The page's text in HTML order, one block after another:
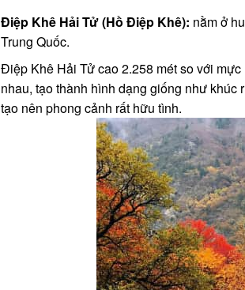
Điệp Khê Hải Tử (Hồ Điệp Khê): nằm ở
Trung Quốc.
Điệp Khê Hải Tử cao 2.258 mét so với
nhau, tạo thành hình dạng giống như
tạo nên phong cảnh rất hữu tình.